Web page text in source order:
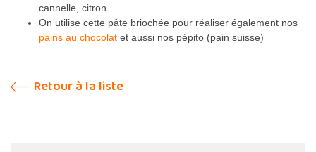
cannelle, citron…
On utilise cette pâte briochée pour réaliser également nos
pains au chocolat et aussi nos pépito (pain suisse)
Retour à la liste